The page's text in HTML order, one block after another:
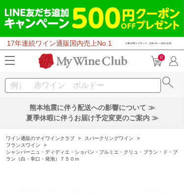
17年連続ワイン通販国内売上No.1
0
熊本地震に伴う配送への影響について ≫
夏季休暇に伴うお届け予定変更のご案内 ≫
ワイン通販のマイワインクラブ > スパークリングワイン
>
フランスワイン
>
シャンパーニュ・ディディエ・ショパン・プルミエ・クリュ・ブラン・ド・ブ
ラン（白・辛口・発泡）７５０ｍ